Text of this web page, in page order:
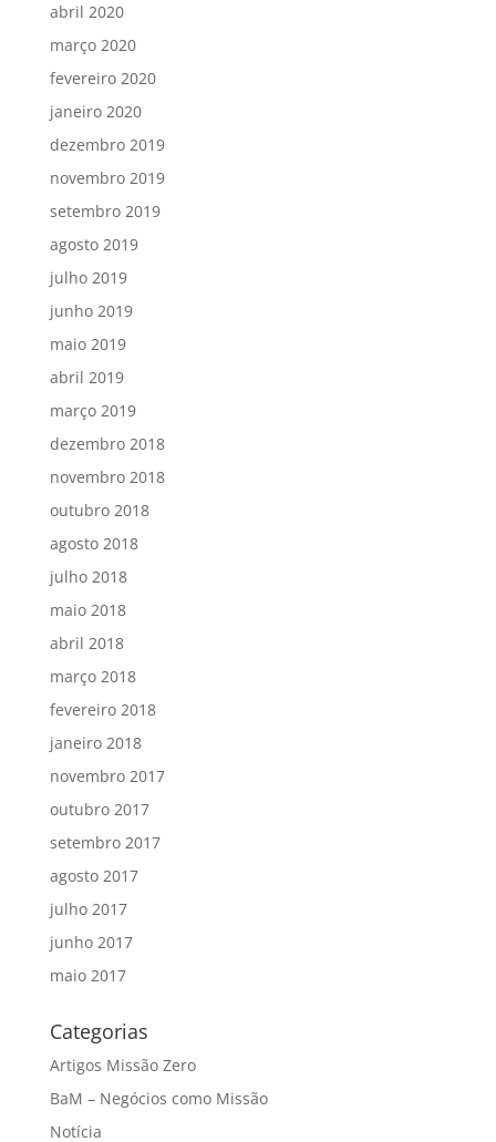
abril 2020
março 2020
fevereiro 2020
janeiro 2020
dezembro 2019
novembro 2019
setembro 2019
agosto 2019
julho 2019
junho 2019
maio 2019
abril 2019
março 2019
dezembro 2018
novembro 2018
outubro 2018
agosto 2018
julho 2018
maio 2018
abril 2018
março 2018
fevereiro 2018
janeiro 2018
novembro 2017
outubro 2017
setembro 2017
agosto 2017
julho 2017
junho 2017
maio 2017
Categorias
Artigos Missão Zero
BaM – Negócios como Missão
Notícia